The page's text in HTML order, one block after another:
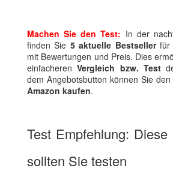
Machen Sie den Test: In der
finden Sie 5 aktuelle Bestsellerfür
mit Bewertungen und Preis. Dies
einfacherenVergleich bzw. Test
dem Angebotsbutton können Sie den
Amazon kaufen.
Test Empfehlung:
sollten Sie testen